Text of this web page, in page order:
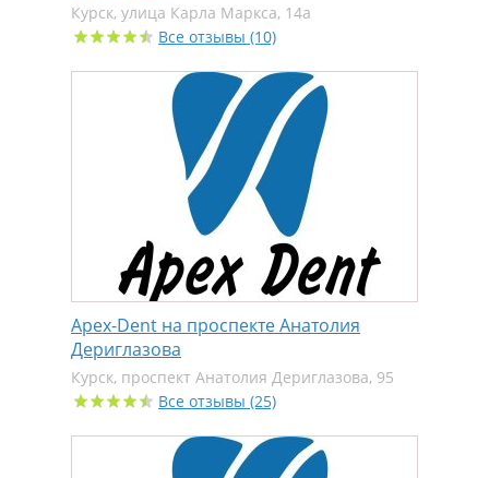
Курск, улица Карла Маркса, 14а
Все отзывы (10)
Apex-Dent на проспекте Анатолия
Дериглазова
Курск, проспект Анатолия Дериглазова, 95
Все отзывы (25)